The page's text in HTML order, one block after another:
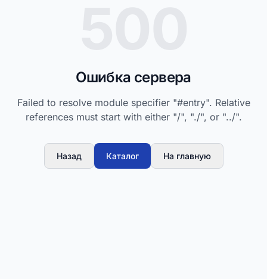
Ошибка сервера
Failed to resolve module specifier "#entry". Relative
references must start with either "/", "./", or "../".
Назад Каталог На главную